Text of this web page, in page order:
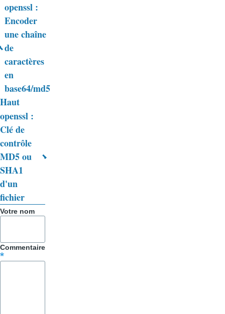
Liens
transversaux
de
livre
pour
Trucs
&
Astuces
openssl :
Encoder
une chaîne
de
caractères
en
base64/md5
Haut
openssl :
Clé de
contrôle
MD5 ou
SHA1
d'un
fichier
Votre nom
Commentaire